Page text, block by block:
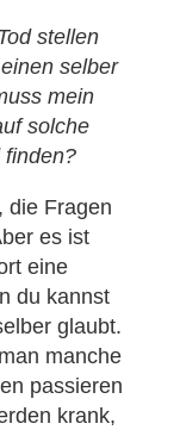
stellen
selber
mein
solche
finden?
die Fragen
es ist
eine
du kannst
glaubt.
manche
passieren
krank,